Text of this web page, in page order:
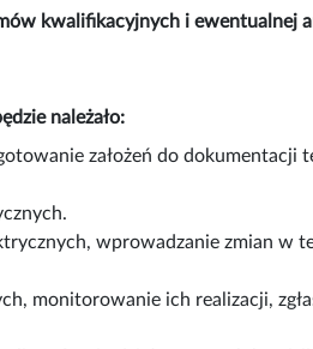
kwalifikacyjnych i ewentualnej
należało:
założeń do dokumentacji
wprowadzanie zmian w
monitorowanie ich realizacji,